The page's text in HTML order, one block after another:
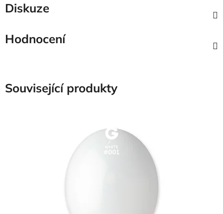
Diskuze
Hodnocení
Související produkty